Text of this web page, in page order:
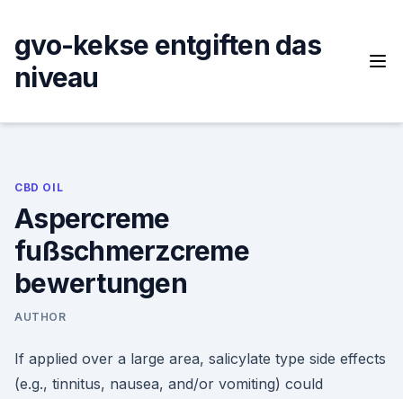
content
gvo-kekse entgiften das
niveau
CBD OIL
Aspercreme
fußschmerzcreme
bewertungen
AUTHOR
If applied over a large area, salicylate type side effects
(e.g., tinnitus, nausea, and/or vomiting) could